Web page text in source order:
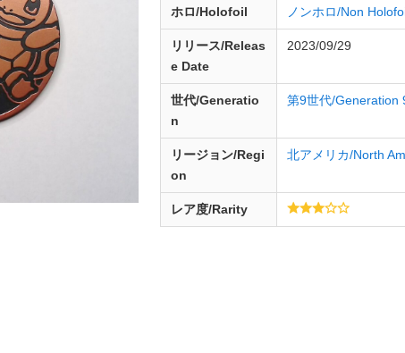
ホロ/Holofoil ノンホロ/Non
リリース/Releas
eDate
2023/09/29
世代/Generatio
n
第9世代/Generation
リージョン/Regi
on
北アメリカ/North
レア度/Rarity